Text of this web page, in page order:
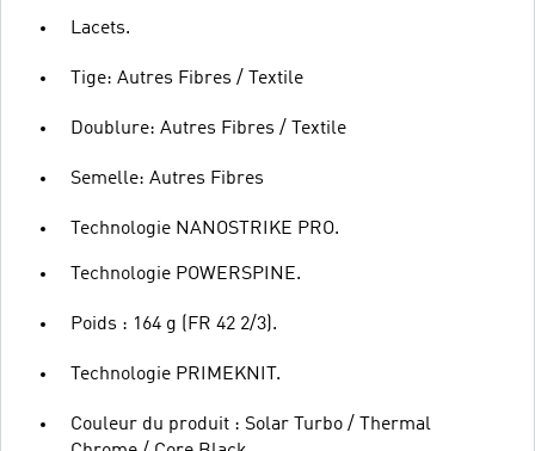
Lacets.
Tige: Autres Fibres / Textile
Doublure: Autres Fibres / Textile
Semelle: Autres Fibres
Technologie NANOSTRIKE PRO.
Technologie POWERSPINE.
Poids : 164 g (FR 42 2/3).
Technologie PRIMEKNIT.
Couleur du produit : Solar Turbo / Thermal